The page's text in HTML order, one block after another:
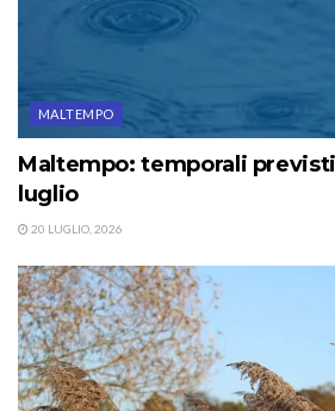
MALTEMPO
Maltempo: temporali
luglio
20 LUGLIO, 2026